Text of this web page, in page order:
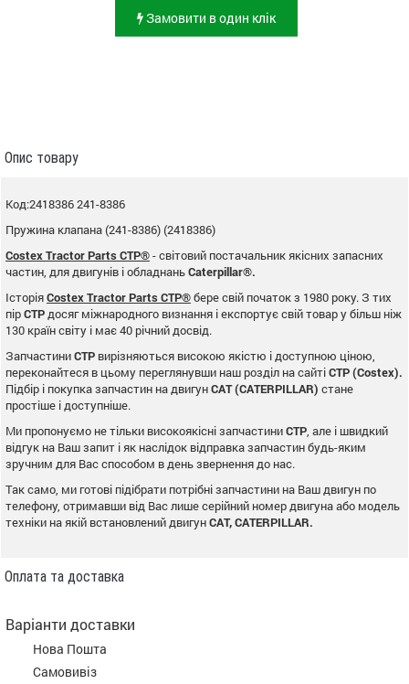
Замовити в один клік
Опис товару
Код:2418386 241-8386
Пружина клапана (241-8386) (2418386)
Costex Tractor Parts CTP®- світовий постачальник якісних запасних
частин, для двигунів і обладнаньCaterpillar®.
ІсторіяCostex Tractor Parts CTP®бере свій початок з 1980 року. З тих
пірCTP досяг міжнародного визнання і експортує свій товар у більш ніж
130 країн світу і має 40 річний досвід.
ЗапчастиниCTP вирізняються високою якістю і доступною ціною,
переконайтеся в цьому переглянувши наш розділ на сайтіCTP (Costex).
Підбір і покупка запчастин на двигунCAT (CATERPILLAR) стане
простіше і доступніше.
Ми пропонуємо не тільки високоякісні запчастиниCTP , але і швидкий
відгук на Ваш запит і як наслідок відправка запчастин будь-яким
зручним для Вас способом в день звернення до нас.
Так само, ми готові підібрати потрібні запчастини на Ваш двигун по
телефону, отримавши від Вас лише серійний номер двигуна або модель
техніки на якій встановлений двигунCAT, CATERPILLAR.
Оплата та доставка
Варіанти доставки
Нова Пошта
Самовивіз